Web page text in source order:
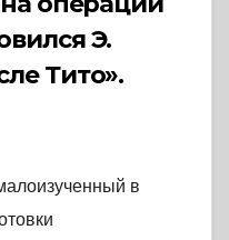
Э.
Тито».
в